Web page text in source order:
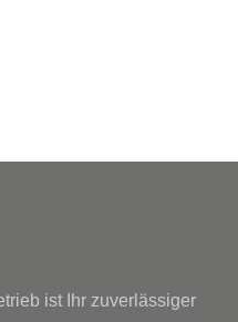
ist Ihr zuverlässiger